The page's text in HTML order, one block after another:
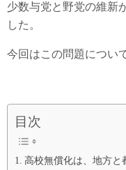
少数与党と野党の維新
した。
今回はこの問題につい
目次
高校無償化は、地方と